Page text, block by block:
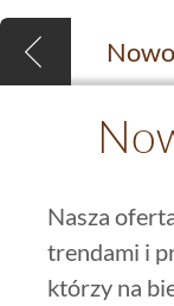
Nasza
trendami i
którzy na